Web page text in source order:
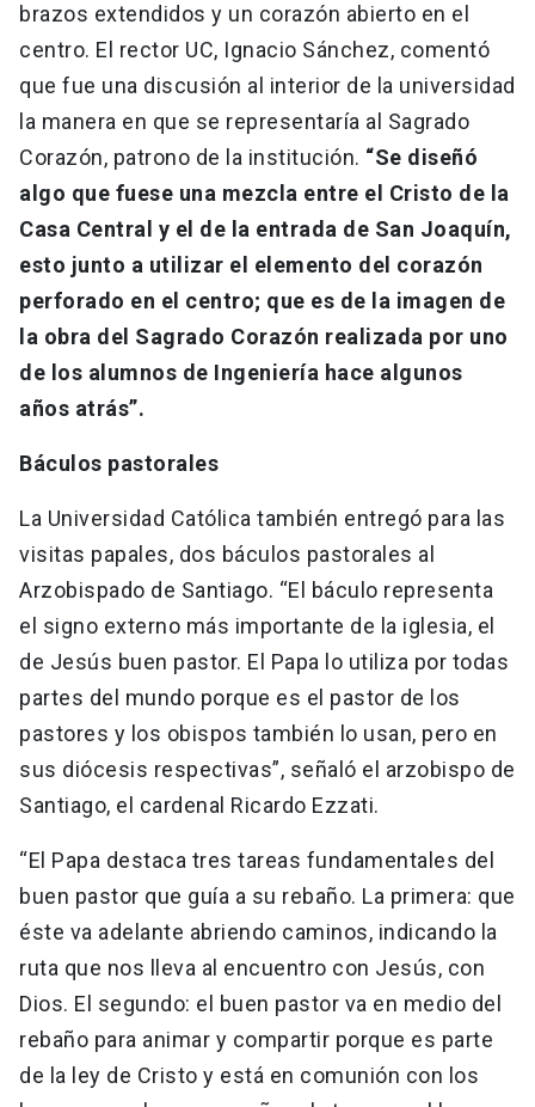
brazos extendidos y un corazón abierto en el
centro. El rector UC, Ignacio Sánchez, comentó
que fue una discusión al interior de la universidad
la manera en que se representaría al Sagrado
Corazón, patrono de la institución. “Se diseñó
algo que fuese una mezcla entre el Cristo de la
Casa Central y el de la entrada de San Joaquín,
esto junto a utilizar el elemento del corazón
perforado en el centro; que es de la imagen de
la obra del Sagrado Corazón realizada por uno
de los alumnos de Ingeniería hace algunos
años atrás”.
Báculos pastorales
La Universidad Católica también entregó para las
visitas papales, dos báculos pastorales al
Arzobispado de Santiago. “El báculo representa
el signo externo más importante de la iglesia, el
de Jesús buen pastor. El Papa lo utiliza por todas
partes del mundo porque es el pastor de los
pastores y los obispos también lo usan, pero en
sus diócesis respectivas”, señaló el arzobispo de
Santiago, el cardenal Ricardo Ezzati.
“El Papa destaca tres tareas fundamentales del
buen pastor que guía a su rebaño. La primera: que
éste va adelante abriendo caminos, indicando la
ruta que nos lleva al encuentro con Jesús, con
Dios. El segundo: el buen pastor va en medio del
rebaño para animar y compartir porque es parte
de la ley de Cristo y está en comunión con los